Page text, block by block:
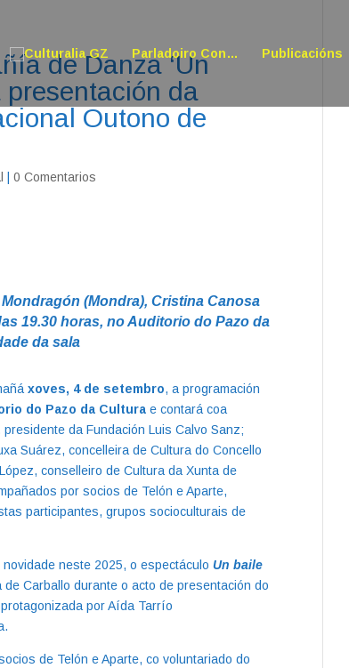
Parladoiro Con… Publicacións
de Danza ‘Un
presentación da
Outono de
|0 Comentarios
(Mondra), Cristina Canosa
19.30 horas, no Auditorio do Pazo da
da sala
xoves, 4 de setembro, a programación
do Pazo da Cultura e contará coa
da Fundación Luis Calvo Sanz;
Suárez, concelleira de Cultura do Concello
conselleiro de Cultura da Xunta de
por socios de Telón e Aparte,
participantes, grupos socioculturais de
neste 2025, o espectáculoUn baile
Carballo durante o acto de presentación do
por Aída Tarrío
de Telón e Aparte, co voluntariado do